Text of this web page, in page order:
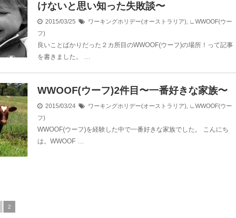
けないと思い知った失敗談〜
2015/03/25 ワーキングホリデー(オーストラリア), ∟WWOOF(ウー
フ)
良いことばかりだった２カ所目のWWOOF(ウーフ)の場所！って記事
を書きました。 …
WWOOF(ウーフ)2件目〜一番好きな家族〜
2015/03/24 ワーキングホリデー(オーストラリア), ∟WWOOF(ウー
フ)
WWOOF(ウーフ)を経験した中で一番好きな家族でした。 こんにち
は。WWOOF …
2